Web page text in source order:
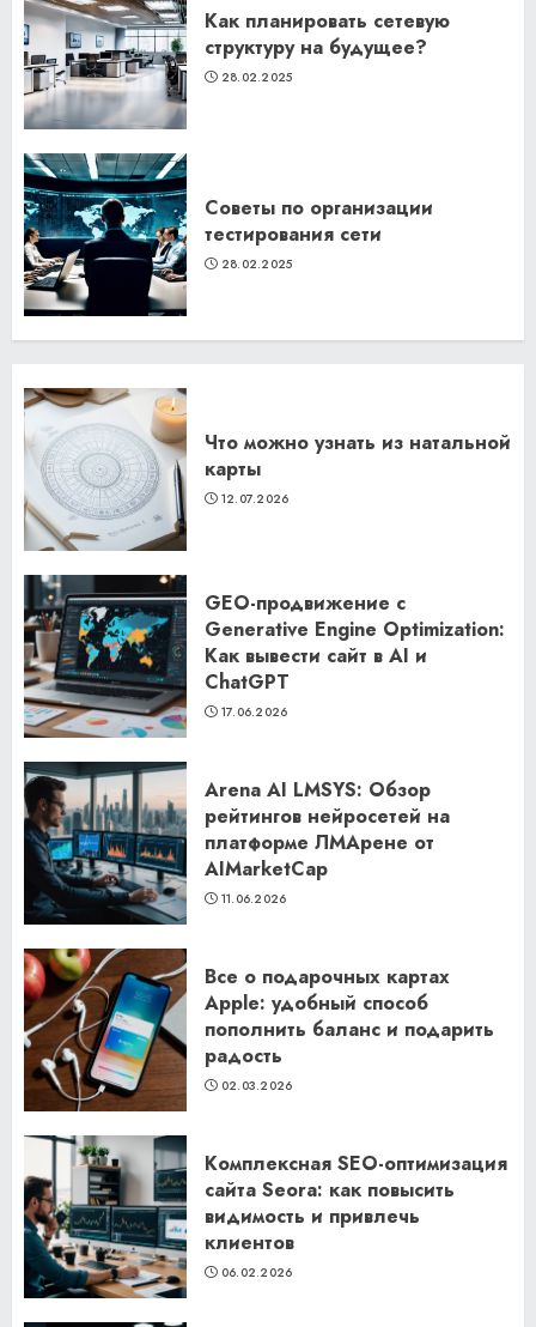
Как планировать сетевую
структуру на будущее?
28.02.2025
Советы по организации
тестирования сети
28.02.2025
Что можно узнать из натальной
карты
12.07.2026
GEO-продвижение с
Generative Engine Optimization:
Как вывести сайт в AI и
ChatGPT
17.06.2026
Arena AI LMSYS: Обзор
рейтингов нейросетей на
платформе ЛМАрене от
AIMarketCap
11.06.2026
Все о подарочных картах
Apple: удобный способ
пополнить баланс и подарить
радость
02.03.2026
Комплексная SEO-оптимизация
сайта Seora: как повысить
видимость и привлечь
клиентов
06.02.2026